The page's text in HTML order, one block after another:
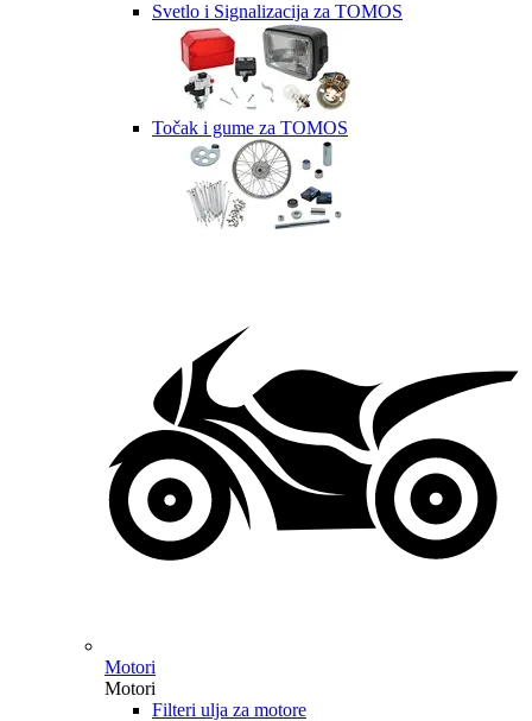
Svetlo i Signalizacija za TOMOS
Točak i gume za TOMOS
Motori
Motori
Filteri ulja za motore